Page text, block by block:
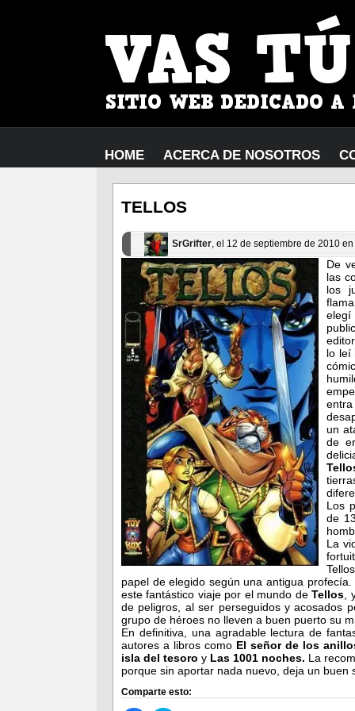
HOME ACERCA DE NOSOTROS
TELLOS
SrGrifter, el 12 de septiembre de 2010 en
De
las
los
lo leí
un
de
Los
de
La
papel de elegido según una antigua
este fantástico viaje por el mundo deTellos
de peligros, al ser perseguidos y acosados
grupo de héroes no lleven a buen puerto su
En definitiva, una agradable lectura de
autores a libros como El señor de los
isla del tesoro y Las 1001 noches. La
porque sin aportar nada nuevo, deja un buen
Comparte esto: